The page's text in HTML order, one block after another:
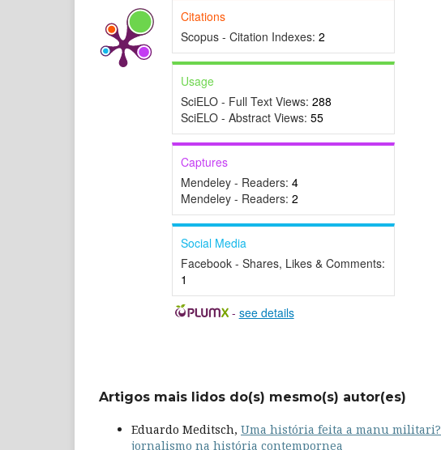
Citations
Scopus - Citation Indexes: 2
Usage
SciELO - Full Text Views: 288
SciELO - Abstract Views: 55
Captures
Mendeley - Readers: 4
Mendeley - Readers: 2
Social Media
Facebook - Shares, Likes & Comments:
1
- see details
Artigos mais lidos do(s) mesmo(s) autor(es)
Eduardo Meditsch, Uma história feita a manu militari?
jornalismo na história contempornea